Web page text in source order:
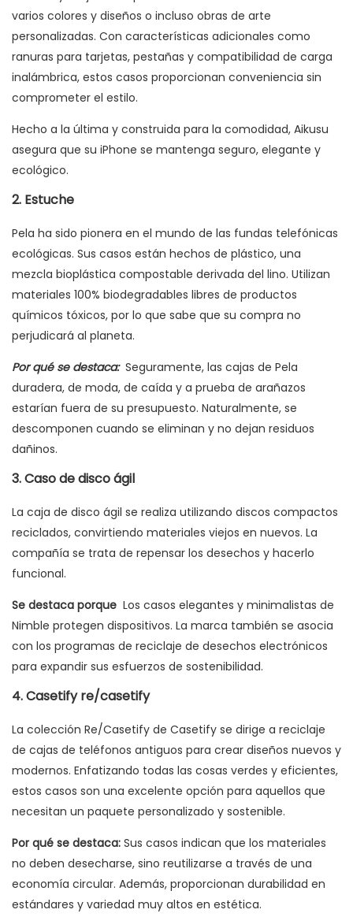
varios colores y diseños o incluso obras de arte
personalizadas. Con características adicionales como
ranuras para tarjetas, pestañas y compatibilidad de carga
inalámbrica, estos casos proporcionan conveniencia sin
comprometer el estilo.
Hecho a la última y construida para la comodidad, Aikusu
asegura que su iPhone se mantenga seguro, elegante y
ecológico.
2. Estuche
Pela ha sido pionera en el mundo de las fundas telefónicas
ecológicas. Sus casos están hechos de plástico, una
mezcla bioplástica compostable derivada del lino. Utilizan
materiales 100% biodegradables libres de productos
químicos tóxicos, por lo que sabe que su compra no
perjudicará al planeta.
Por qué se destaca: Seguramente, las cajas de Pela
duradera, de moda, de caída y a prueba de arañazos
estarían fuera de su presupuesto. Naturalmente, se
descomponen cuando se eliminan y no dejan residuos
dañinos.
3. Caso de disco ágil
La caja de disco ágil se realiza utilizando discos compactos
reciclados, convirtiendo materiales viejos en nuevos. La
compañía se trata de repensar los desechos y hacerlo
funcional.
Se destaca porque Los casos elegantes y minimalistas de
Nimble protegen dispositivos. La marca también se asocia
con los programas de reciclaje de desechos electrónicos
para expandir sus esfuerzos de sostenibilidad.
4. Casetify re/casetify
La colección Re/Casetify de Casetify se dirige a reciclaje
de cajas de teléfonos antiguos para crear diseños nuevos y
modernos. Enfatizando todas las cosas verdes y eficientes,
estos casos son una excelente opción para aquellos que
necesitan un paquete personalizado y sostenible.
Por qué se destaca: Sus casos indican que los materiales
no deben desecharse, sino reutilizarse a través de una
economía circular. Además, proporcionan durabilidad en
estándares y variedad muy altos en estética.